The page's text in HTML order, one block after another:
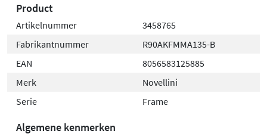
chroom, wit of zwart maakt het mogelijk om het
planchet naadloos te laten aansluiten bij je overige
badkameraccessoires.
Product
Artikelnummer
3458765
Fabrikantnummer
R90AKFMMA135-B
EAN
8056583125885
Merk
Novellini
Serie
Frame
Algemene kenmerken